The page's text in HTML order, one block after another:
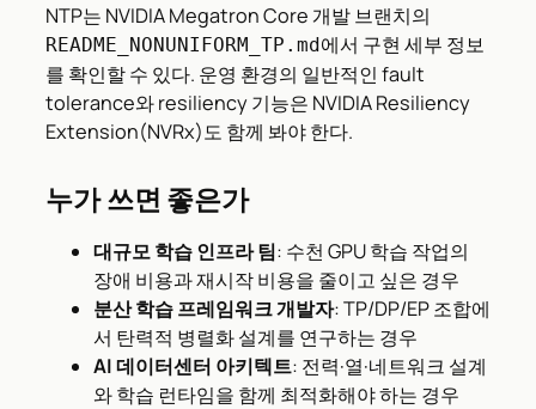
NTP는 NVIDIA Megatron Core 개발 브랜치의
README_NONUNIFORM_TP.md에서 구현 세부 정보
를 확인할 수 있다. 운영 환경의 일반적인 fault
tolerance와 resiliency 기능은 NVIDIA Resiliency
Extension(NVRx)도 함께 봐야 한다.
누가 쓰면 좋은가
대규모 학습 인프라 팀: 수천 GPU 학습 작업의
장애 비용과 재시작 비용을 줄이고 싶은 경우
분산 학습 프레임워크 개발자: TP/DP/EP 조합에
서 탄력적 병렬화 설계를 연구하는 경우
AI 데이터센터 아키텍트: 전력·열·네트워크 설계
와 학습 런타임을 함께 최적화해야 하는 경우